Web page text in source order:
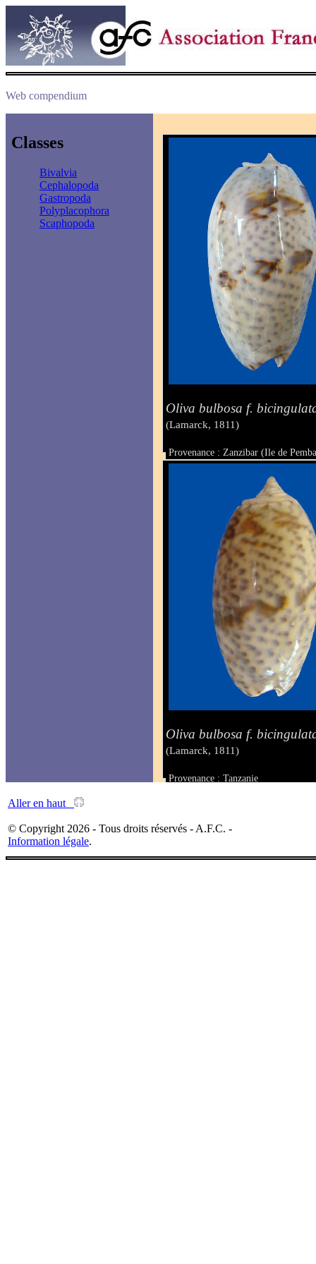
Web compendium
Classes
Bivalvia
Cephalopoda
Gastropoda
Polyplacophora
Scaphopoda
Oliva bulbosa f.
(Lamarck, 1811)
Provenance : Zanzibar (Ile de
Taille : 46.3 mm
Oliva bulbosa f.
(Lamarck, 1811)
Provenance : Tanzanie
Aller en haut
© Copyright 2026 - Tous droits réservés - A.F.C. -
Information légale.